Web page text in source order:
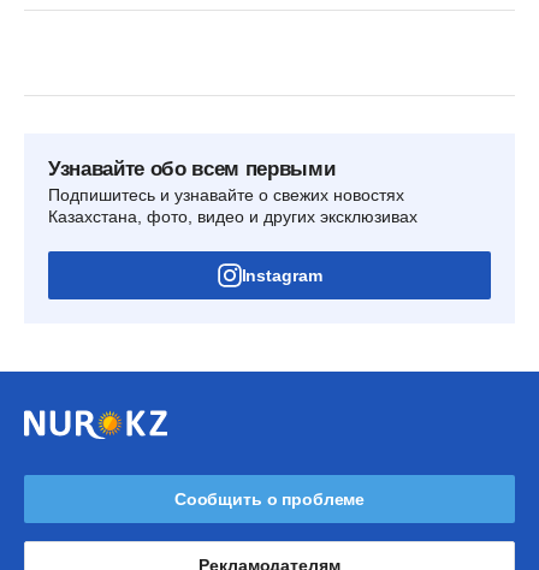
Узнавайте обо всем первыми
Подпишитесь и узнавайте о свежих новостях
Казахстана, фото, видео и других эксклюзивах
Instagram
Сообщить о проблеме
Рекламодателям